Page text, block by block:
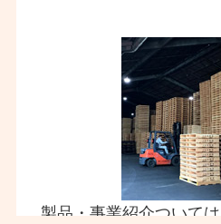
製品・事業紹介ついて